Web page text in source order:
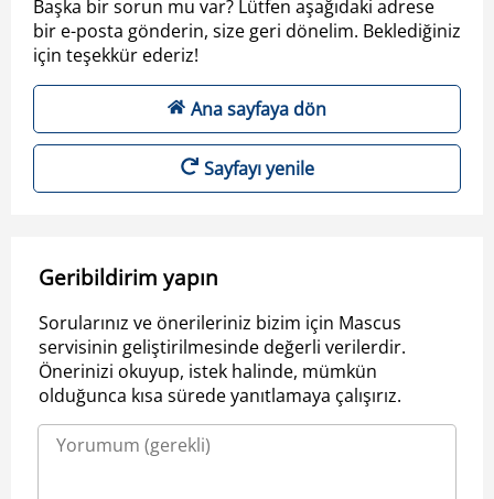
Başka bir sorun mu var? Lütfen aşağıdaki adrese
bir e-posta gönderin, size geri dönelim. Beklediğiniz
için teşekkür ederiz!
Ana sayfaya dön
Sayfayı yenile
Geribildirim yapın
Sorularınız ve önerileriniz bizim için Mascus
servisinin geliştirilmesinde değerli verilerdir.
Önerinizi okuyup, istek halinde, mümkün
olduğunca kısa sürede yanıtlamaya çalışırız.